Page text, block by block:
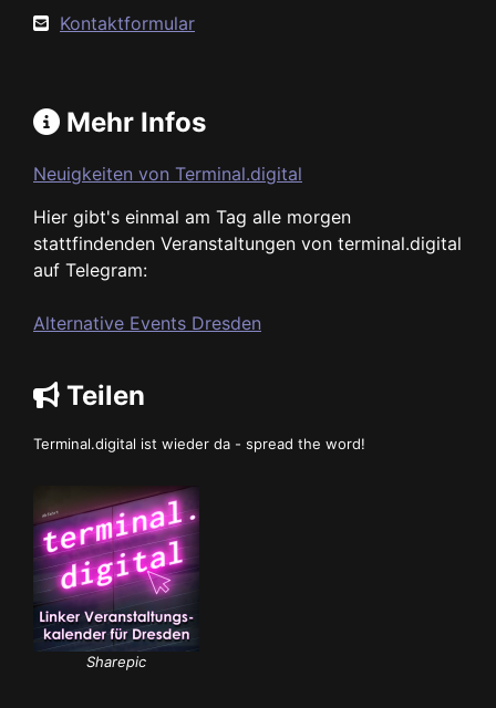
Kontaktformular
Mehr Infos
Neuigkeiten von Terminal.digital
Hier gibt's einmal am Tag alle morgen
stattfindenden Veranstaltungen von terminal.digital
auf Telegram:
Alternative Events Dresden
Teilen
Terminal.digital ist wieder da - spread the word!
Sharepic